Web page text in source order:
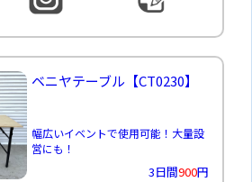
ベニヤテーブル 【CT0230】
幅広いイベントで使用可能！大量設
営にも！
3日間900円